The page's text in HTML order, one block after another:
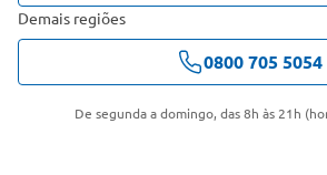
Demais regiões
0800 705 5054
De segunda a domingo, das 8h às 21h